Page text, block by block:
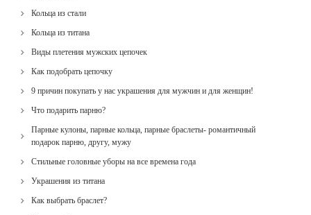
Кольца из стали
Кольца из титана
Виды плетения мужских цепочек
Как подобрать цепочку
9 причин покупать у нас украшения для мужчин и для женщин!
Что подарить парню?
Парные кулоны, парные кольца, парные браслеты- романтичный
подарок парню, другу, мужу
Стильные головные уборы на все времена года
Украшения из титана
Как выбрать браслет?